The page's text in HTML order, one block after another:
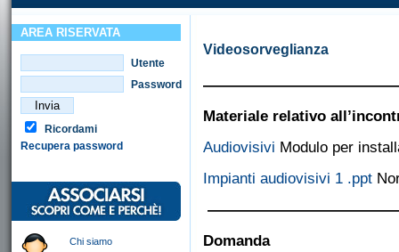
AREA RISERVATA
Utente
Password
Ricordami
Recupera password
Chi siamo
Videosorveglianza
Materiale relativo
Audiovisivi Modulo per
Impianti audiovisivi 1 .ppt
Domanda